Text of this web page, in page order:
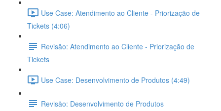
Use Case: Atendimento ao Cliente - Priorização de
Tickets (4:06)
Revisão: Atendimento ao Cliente - Priorização de
Tickets
Use Case: Desenvolvimento de Produtos (4:49)
Revisão: Desenvolvimento de Produtos